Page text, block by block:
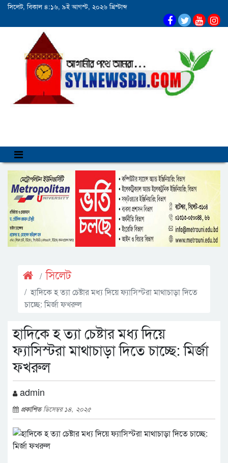
সিলেট, বিকাল ৪:১৬, ৯ই আগস্ট, ২০২৬ খ্রিস্টাব্দ
সিলেট
হাদিকে হ ত্যা চেষ্টার মধ্য দিয়ে ফ্যাসিস্টরা মাথাচাড়া দিতে
চাচ্ছে: মির্জা ফখরুল
হাদিকে হ ত্যা চেষ্টার মধ্য দিয়ে
ফ্যাসিস্টরা মাথাচাড়া দিতে চাচ্ছে: মির্জা
ফখরুল
admin
প্রকাশিতডিসেম্বর ১৪, ২০২৫